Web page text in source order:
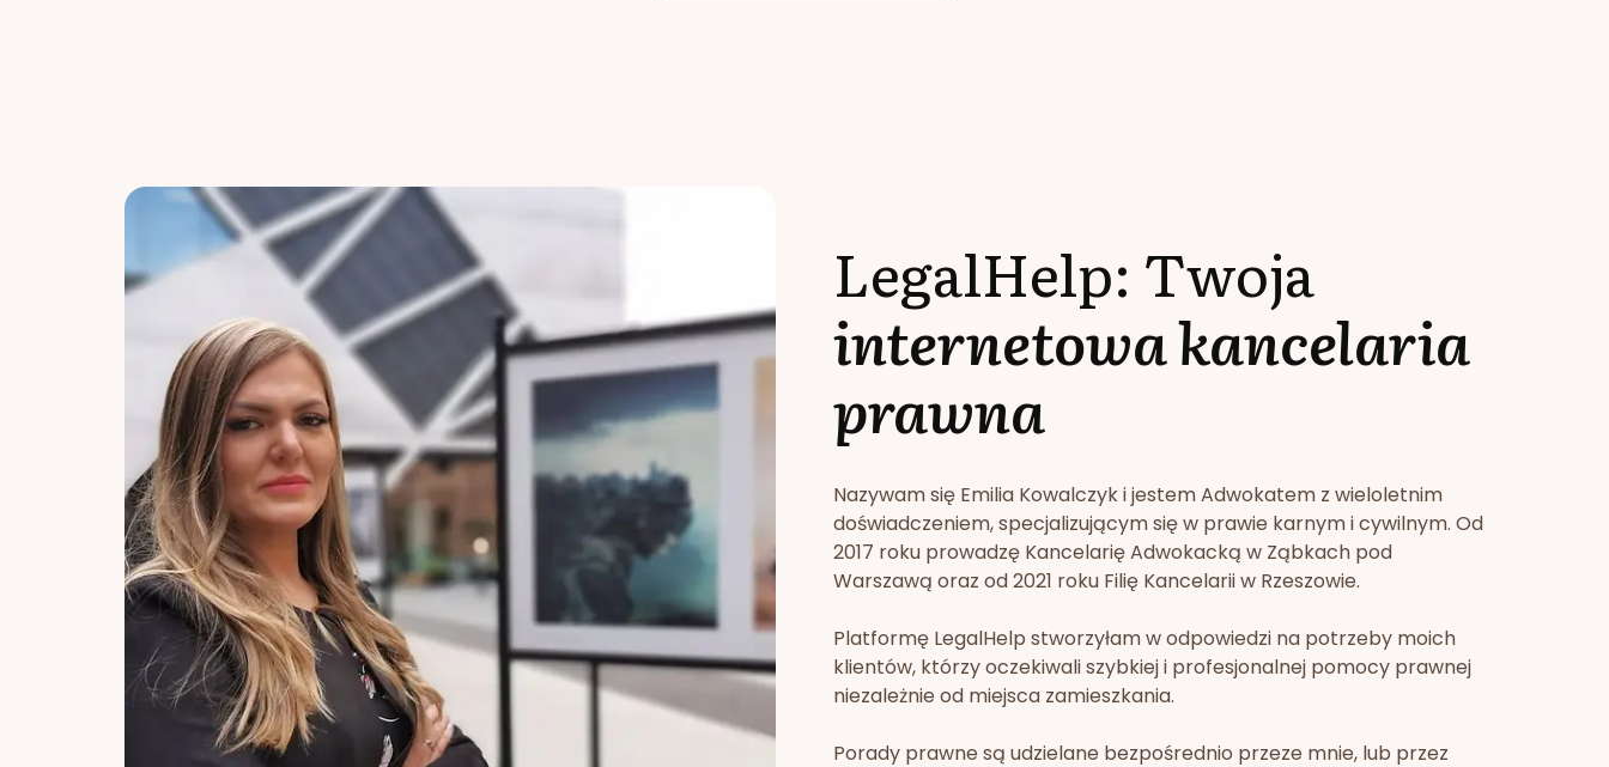
LegalHelp: Twoja
internetowa kancelaria
prawna
Nazywam się Emilia Kowalczyk i jestem Adwokatem z wieloletnim
doświadczeniem, specjalizującym się w prawie karnym i cywilnym. Od
2017 roku prowadzę Kancelarię Adwokacką w Ząbkach pod
Warszawą oraz od 2021 roku Filię Kancelarii w Rzeszowie.
Platformę LegalHelp stworzyłam w odpowiedzi na potrzeby moich
klientów, którzy oczekiwali szybkiej i profesjonalnej pomocy prawnej
niezależnie od miejsca zamieszkania.
Porady prawne są udzielane bezpośrednio przeze mnie, lub przez